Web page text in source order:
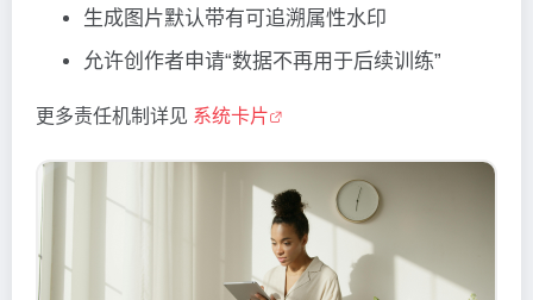
生成图片默认带有可追溯属性水印
允许创作者申请“数据不再用于后续训练”
更多责任机制详见 系统卡片